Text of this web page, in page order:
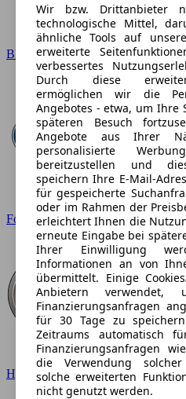
BMW
Ford
Hyundai
Wir bzw. Drittanbieter
technologische Mittel,
ähnliche Tools auf
erweiterte
verbessertes
Durch diese
ermöglichen wir die
Angebotes - etwa, um Ihre
späteren Besuch
Angebote aus Ihrer
personalisierte
bereitzustellen und
speichern Ihre E-Mail-
für gespeicherte
oder im Rahmen der
erleichtert Ihnen die
erneute Eingabe bei
Ihrer Einwilligung
Informationen an von
übermittelt. Einige
Anbietern
Finanzierungsanfragen
für 30 Tage zu
Zeitraums automatisch
Finanzierungsanfragen
die Verwendung solcher
solche erweiterten
nicht genutzt werden.